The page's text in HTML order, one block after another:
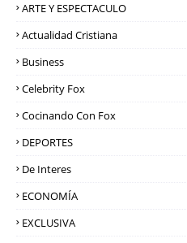
ARTE Y ESPECTACULO
Actualidad Cristiana
Business
Celebrity Fox
Cocinando Con Fox
DEPORTES
De Interes
ECONOMÍA
EXCLUSIVA